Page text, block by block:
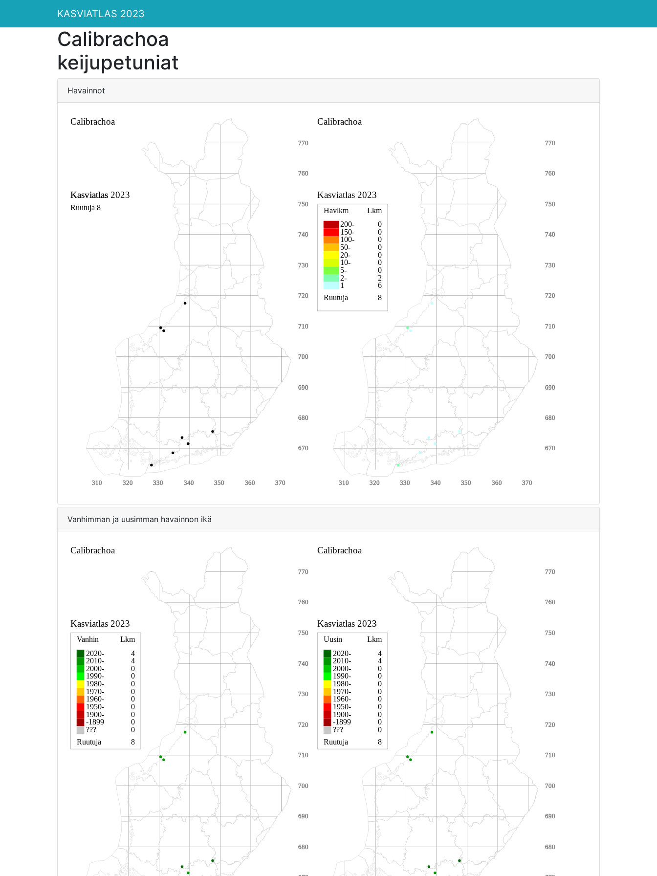
KASVIATLAS 2023
Calibrachoa
keijupetuniat
Havainnot
Vanhimman ja uusimman havainnon ikä